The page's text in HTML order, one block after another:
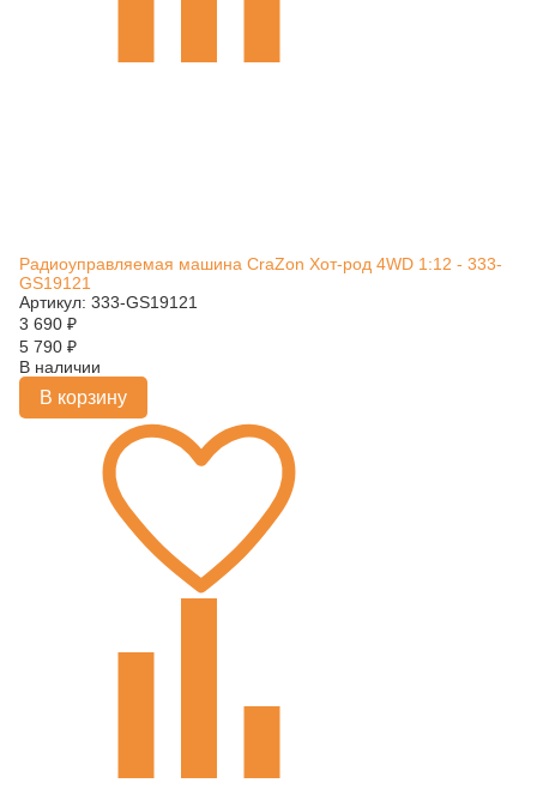
Радиоуправляемая машина CraZon Хот-род 4WD 1:12 - 333-
GS19121
Артикул: 333-GS19121
3 690 ₽
5 790 ₽
В наличии
В корзину